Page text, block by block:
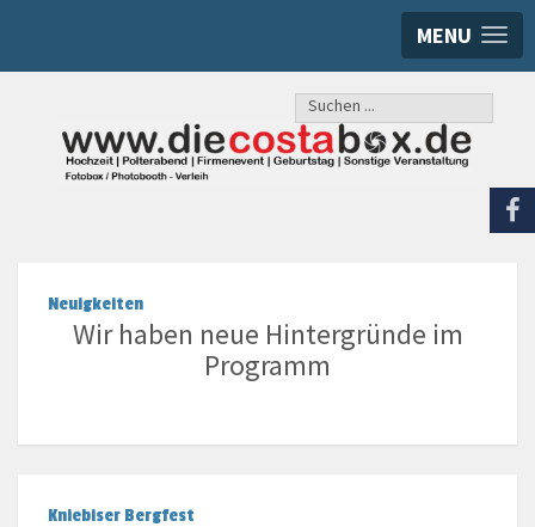
MENU
Suchen
...
Neuigkeiten
Wir haben neue Hintergründe im
Programm
Kniebiser Bergfest